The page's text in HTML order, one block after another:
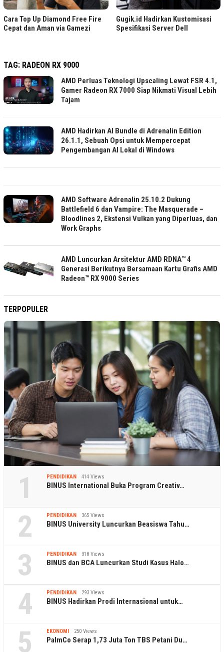
Cara Top Up Diamond Free Fire
Cepat dan Aman via Gamezi
Gugik.id Hadirkan Kustomisasi
Spesifikasi Server Dell
TAG: RADEON RX 9000
AMD Perluas Teknologi Upscaling Lewat FSR 4.1,
Gamer Radeon RX 7000 Siap Nikmati Visual Lebih
Tajam
AMD Hadirkan AI Bundle di Adrenalin Edition
26.1.1, Sebuah Opsi untuk Mempercepat
Pengembangan AI Lokal di Windows
AMD Software Adrenalin 25.10.2 Dukung
Battlefield 6 dan Vampire: The Masquerade –
Bloodlines 2, Ekstensi Vulkan yang Diperluas, dan
Work Graphs
AMD Luncurkan Arsitektur AMD RDNA™ 4
Generasi Berikutnya Bersamaan Kartu Grafis AMD
Radeon™ RX 9000 Series
TERPOPULER
1 PENDIDIKAN 414 Views
BINUS International Buka Program Creativ…
2 PENDIDIKAN 365 Views
BINUS University Luncurkan Beasiswa Tahu…
3 PENDIDIKAN 318 Views
BINUS dan BCA Luncurkan Studi Kasus Halo…
4 PENDIDIKAN 293 Views
BINUS Hadirkan Prodi Internasional untuk…
5 EKONOMI 250 Views
PalmCo Serap 1,73 Juta Ton TBS Petani Du…